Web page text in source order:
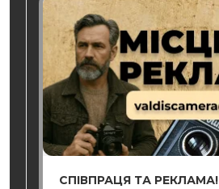
СПІВПРАЦЯ ТА РЕКЛАМА!